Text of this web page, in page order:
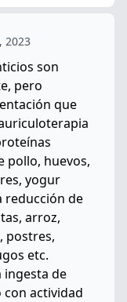
2023
son
pero
que
pollo, huevos,
yogur
reducción de
arroz,
postres,
etc.
ingesta de
con actividad